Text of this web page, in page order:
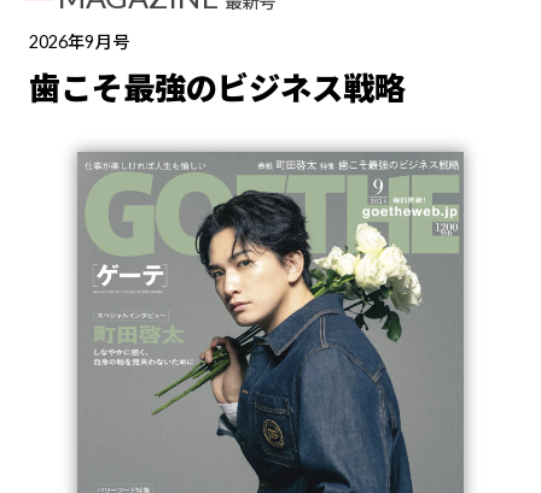
2026年9月号
歯こそ最強のビジネス戦略